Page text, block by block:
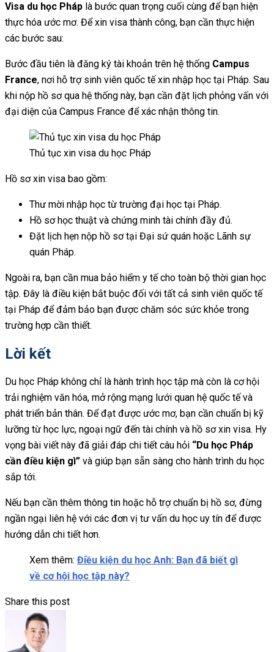
Visa du học Pháp là bước quan trọng cuối cùng để bạn hiện
thực hóa ước mơ. Để xin visa thành công, bạn cần thực hiện
các bước sau:
Bước đầu tiên là đăng ký tài khoản trên hệ thống Campus
France, nơi hỗ trợ sinh viên quốc tế xin nhập học tại Pháp. Sau
khi nộp hồ sơ qua hệ thống này, bạn cần đặt lịch phỏng vấn với
đại diện của Campus France để xác nhận thông tin.
Thủ tục xin visa du học Pháp
Hồ sơ xin visa bao gồm:
Thư mời nhập học từ trường đại học tại Pháp.
Hồ sơ học thuật và chứng minh tài chính đầy đủ.
Đặt lịch hẹn nộp hồ sơ tại Đại sứ quán hoặc Lãnh sự
quán Pháp.
Ngoài ra, bạn cần mua bảo hiểm y tế cho toàn bộ thời gian học
tập. Đây là điều kiện bắt buộc đối với tất cả sinh viên quốc tế
tại Pháp để đảm bảo bạn được chăm sóc sức khỏe trong
trường hợp cần thiết.
Lời kết
Du học Pháp không chỉ là hành trình học tập mà còn là cơ hội
trải nghiệm văn hóa, mở rộng mạng lưới quan hệ quốc tế và
phát triển bản thân. Để đạt được ước mơ, bạn cần chuẩn bị kỹ
lưỡng từ học lực, ngoại ngữ đến tài chính và hồ sơ xin visa. Hy
vọng bài viết này đã giải đáp chi tiết câu hỏi “Du học Pháp
cần điều kiện gì” và giúp bạn sẵn sàng cho hành trình du học
sắp tới.
Nếu bạn cần thêm thông tin hoặc hỗ trợ chuẩn bị hồ sơ, đừng
ngần ngại liên hệ với các đơn vị tư vấn du học uy tín để được
hướng dẫn chi tiết hơn.
Xem thêm: Điều kiện du học Anh: Bạn đã biết gì
về cơ hội học tập này?
Share this post